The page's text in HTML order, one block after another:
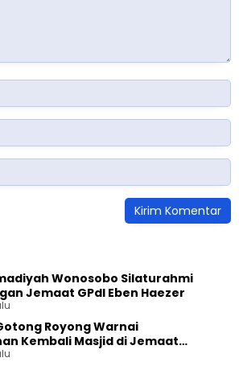
Wonosobo Silaturahmi
Jemaat GPdI Eben Haezer
Royong Warnai
Kembali Masjid di Jemaat